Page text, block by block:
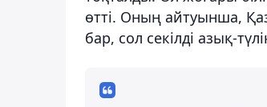
өтті. Оның айтуынша,
бар, сол секілді азық-